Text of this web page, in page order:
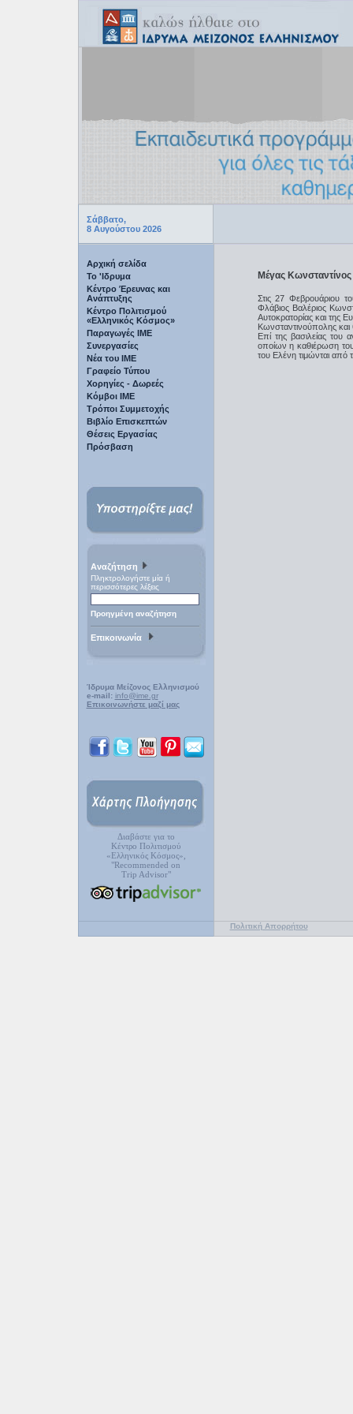
Σάββατο,
8 Αυγούστου 2026
Αρχική σελίδα
Το 'Ιδρυμα
Κέντρο Έρευνας και
Ανάπτυξης
Κέντρο Πολιτισμού
«Ελληνικός Κόσμος»
Παραγωγές IME
Συνεργασίες
Νέα του ΙΜΕ
Γραφείο Τύπου
Χορηγίες - Δωρεές
Κόμβοι ΙΜΕ
Τρόποι Συμμετοχής
Βιβλίο Επισκεπτών
Θέσεις Εργασίας
Πρόσβαση
Αναζήτηση
Πληκτρολογήστε μία ή
περισσότερες λέξεις
Προηγμένη αναζήτηση
Επικοινωνία
Ίδρυμα Μείζονος Ελληνισμού
e-mail: info@ime.gr
Επικοινωνήστε μαζί μας
Διαβάστε για το
Κέντρο Πολιτισμού
«Ελληνικός Κόσμος»,
"Recommended on
Trip Advisor"
Μέγας Κωνσταντίνος
Στις 27 Φεβρουάριου
Φλάβιος Βαλέριος
Αυτοκρατορίας και της
Κωνσταντινούπολης και
Επί της βασιλείας του
οποίων η καθιέρωση
του Ελένη τιμώνται από
Πολιτική Απορρήτου